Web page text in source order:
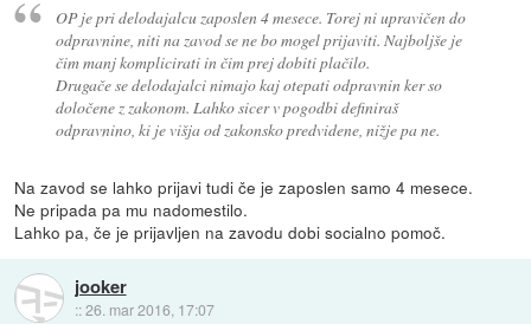
OP je pri delodajalcu zaposlen 4 mesece. Torej ni upravičen do
odpravnine, niti na zavod se ne bo mogel prijaviti. Najboljše je
čim manj komplicirati in čim prej dobiti plačilo.
Drugače se delodajalci nimajo kaj otepati odpravnin ker so
določene z zakonom. Lahko sicer v pogodbi definiraš
odpravnino, ki je višja od zakonsko predvidene, nižje pa ne.
Na zavod se lahko prijavi tudi če je zaposlen samo 4 mesece.
Ne pripada pa mu nadomestilo.
Lahko pa, če je prijavljen na zavodu dobi socialno pomoč.
jooker
::26. mar 2016, 17:07